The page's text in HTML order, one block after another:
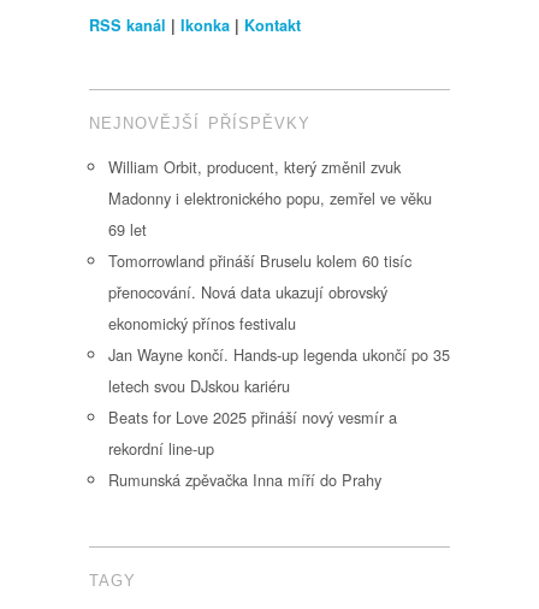
RSS kanál | Ikonka | Kontakt
NEJNOVĚJŠÍ PŘÍSPĚVKY
William Orbit, producent, který změnil zvuk
Madonny i elektronického popu, zemřel ve věku
69 let
Tomorrowland přináší Bruselu kolem 60 tisíc
přenocování. Nová data ukazují obrovský
ekonomický přínos festivalu
Jan Wayne končí. Hands-up legenda ukončí po 35
letech svou DJskou kariéru
Beats for Love 2025 přináší nový vesmír a
rekordní line-up
Rumunská zpěvačka Inna míří do Prahy
TAGY